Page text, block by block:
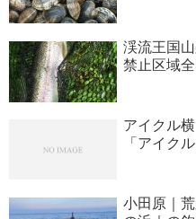
渓流王国
禁止区域全
アイクル
「アイク
小田原｜